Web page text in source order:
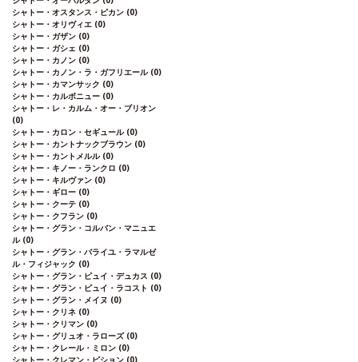
シャトー・オスタンス・ピカン (0)
シャトー・オリヴィエ (0)
シャトー・ガザン (0)
シャトー・ガシェ (0)
シャトー・カノン (0)
シャトー・カノン・ラ・ガフリエール (0)
シャトー・カマンサック (0)
シャトー・カルボニュー (0)
シャトー・レ・カルム・オー・ブリオン
(0)
シャトー・カロン・セギュール (0)
シャトー・カントナックブラウン (0)
シャトー・カントメルル (0)
シャトー・キノー・ランクロ (0)
シャトー・キルヴァン (0)
シャトー・ギロー (0)
シャトー・クーテ (0)
シャトー・クフラン (0)
シャトー・グラン・コルバン・マニュエ
ル (0)
シャトー・グラン・バライユ・ラマルゼ
ル・フィジャック (0)
シャトー・グラン・ピュイ・デュカス (0)
シャトー・グラン・ピュイ・ラコスト (0)
シャトー・グラン・メイヌ (0)
シャトー・クリネ (0)
シャトー・クリマン (0)
シャトー・グリュオ・ラローズ (0)
シャトー・クレール・ミロン (0)
シャトー・クレマン・ピション (0)